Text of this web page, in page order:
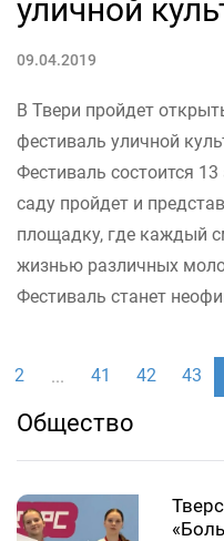
уличной
09.04.2019
В Твери пройдет
фестиваль уличной
Фестиваль состоится
саду пройдет и
площадку, где каждый
жизнью различных
Фестиваль станет
2 ... 41 42 43
Общество